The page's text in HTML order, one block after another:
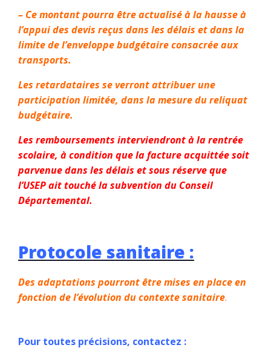
– Ce montant pourra être actualisé à la hausse à
l’appui des devis reçus dans les délais et dans la
limite de l’enveloppe budgétaire consacrée aux
transports.
Les retardataires se verront attribuer une
participation limitée, dans la mesure du reliquat
budgétaire.
Les remboursements interviendront à la rentrée
scolaire, à condition que la facture acquittée soit
parvenue dans les délais et sous réserve que
l’USEP ait touché la subvention du Conseil
Départemental.
Protocole sanitaire :
Des adaptations pourront être mises en place en
fonction de l’évolution du contexte sanitaire.
Pour toutes précisions, contactez :